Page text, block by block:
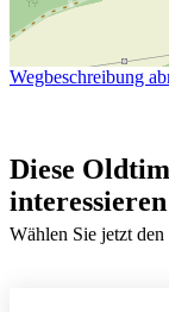
Wegbeschreibung
Diese
interessieren
Wählen Sie jetzt